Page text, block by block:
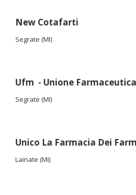
New Cotafarti
Segrate (MI)
Ufm - Unione
Segrate (MI)
Unico La Farmacia Dei
Lainate (MI)